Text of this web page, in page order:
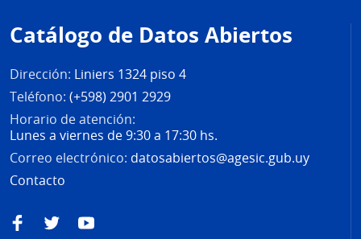
de
página
Catálogo de Datos Abiertos
Dirección: Liniers 1324 piso 4
Teléfono: (+598) 2901 2929
Horario de atención:
Lunes a viernes de 9:30 a 17:30 hs.
Correo electrónico: datosabiertos@agesic.gub.uy
Contacto
FacebookTwitterYouTube